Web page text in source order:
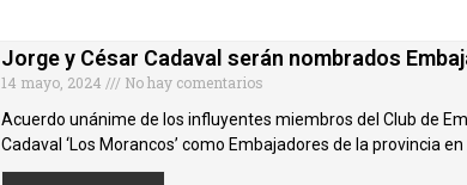
Jorge y César Cadaval serán nombrados
14 mayo, 2024
No hay comentarios
Acuerdo unánime de los influyentes miembros del Club de
Cadaval ‘Los Morancos’ como Embajadores de la provincia